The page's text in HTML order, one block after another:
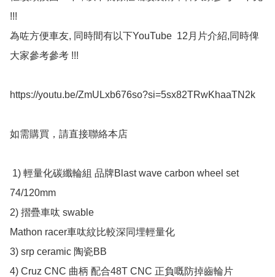
!!!
為咗方便車友, 同時間有以下YouTube  12月片介紹,同時俾
大家參考參考 !!!
https://youtu.be/ZmULxb676so?si=5sx82TRwKhaaTN2k
如需購買，請直接聯絡本店
74/120mm
2) 摺疊車呔 swable
Mathon racer車呔紋比較深同埋輕量化
3) srp ceramic 陶瓷BB
4) Cruz CNC 曲柄 配合48T CNC 正負嘅防掉齒輪片